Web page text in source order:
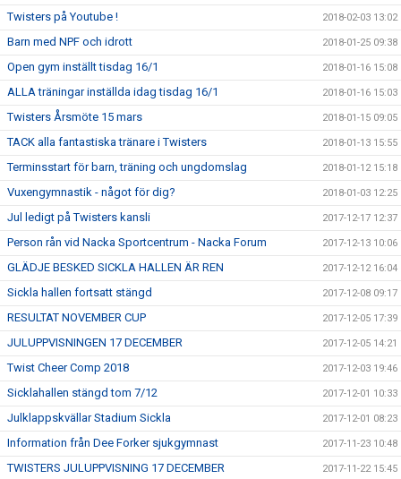
Twisters på Youtube ! 2018-02-03 13:02
Barn med NPF och idrott 2018-01-25 09:38
Open gym inställt tisdag 16/1 2018-01-16 15:08
ALLA träningar inställda idag tisdag 16/1 2018-01-16 15:03
Twisters Årsmöte 15 mars 2018-01-15 09:05
TACK alla fantastiska tränare i Twisters 2018-01-13 15:55
Terminsstart för barn, träning och ungdomslag 2018-01-12 15:18
Vuxengymnastik - något för dig? 2018-01-03 12:25
Jul ledigt på Twisters kansli 2017-12-17 12:37
Person rån vid Nacka Sportcentrum - Nacka Forum 2017-12-13 10:06
GLÄDJE BESKED SICKLA HALLEN ÄR REN 2017-12-12 16:04
Sickla hallen fortsatt stängd 2017-12-08 09:17
RESULTAT NOVEMBER CUP 2017-12-05 17:39
JULUPPVISNINGEN 17 DECEMBER 2017-12-05 14:21
Twist Cheer Comp 2018 2017-12-03 19:46
Sicklahallen stängd tom 7/12 2017-12-01 10:33
Julklappskvällar Stadium Sickla 2017-12-01 08:23
Information från Dee Forker sjukgymnast 2017-11-23 10:48
TWISTERS JULUPPVISNING 17 DECEMBER 2017-11-22 15:45